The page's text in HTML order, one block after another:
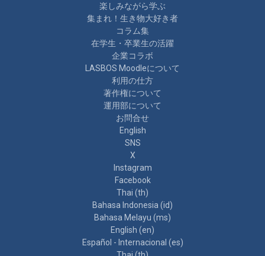
楽しみながら学ぶ
集まれ！生き物大好き者
コラム集
在学生・卒業生の活躍
企業コラボ
LASBOS Moodleについて
利用の仕方
著作権について
運用部について
お問合せ
English
SNS
X
Instagram
Facebook
Thai ‎(th)‎
Bahasa Indonesia ‎(id)‎
Bahasa Melayu ‎(ms)‎
English ‎(en)‎
Español - Internacional ‎(es)‎